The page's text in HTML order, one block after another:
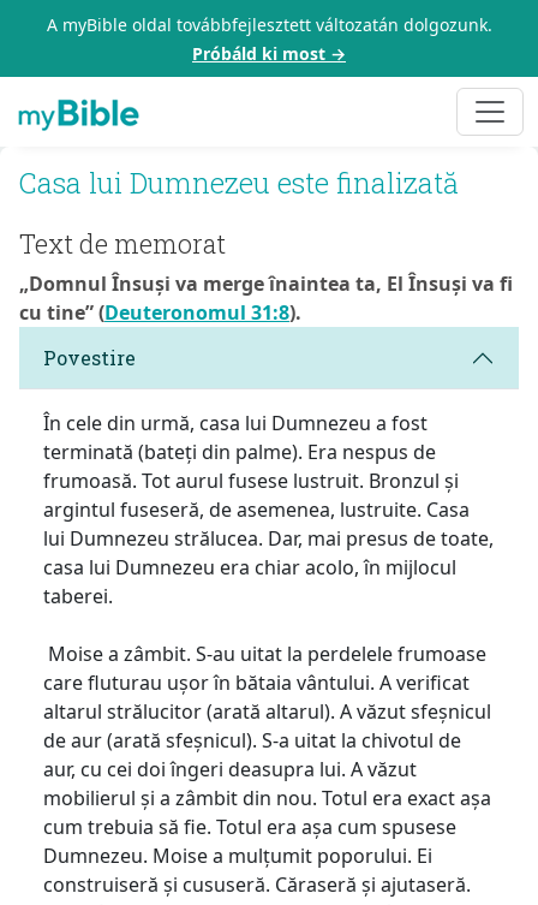
A myBible oldal továbbfejlesztett változatán dolgozunk.
Próbáld ki most →
Casa lui Dumnezeu este finalizată
Text de memorat
„Domnul Însuși va merge înaintea ta, El Însuși va fi
cu tine” (Deuteronomul 31:8).
Povestire
În cele din urmă, casa lui Dumnezeu a fost
terminată (bateți din palme). Era nespus de
frumoasă. Tot aurul fusese lustruit. Bronzul și
argintul fuseseră, de asemenea, lustruite. Casa
lui Dumnezeu strălucea. Dar, mai presus de toate,
casa lui Dumnezeu era chiar acolo, în mijlocul
taberei.
Moise a zâmbit. S-au uitat la perdelele frumoase
care fluturau ușor în bătaia vântului. A verificat
altarul strălucitor (arată altarul). A văzut sfeșnicul
de aur (arată sfeșnicul). S-a uitat la chivotul de
aur, cu cei doi îngeri deasupra lui. A văzut
mobilierul și a zâmbit din nou. Totul era exact așa
cum trebuia să fie. Totul era așa cum spusese
Dumnezeu. Moise a mulțumit poporului. Ei
construiseră și cususeră. Căraseră și ajutaseră.